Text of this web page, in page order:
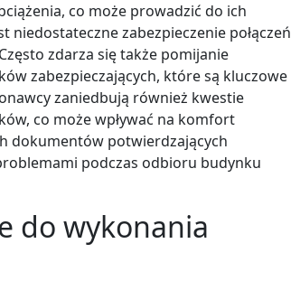
co może prowadzić do ich
zabezpieczenie połączeń
zdarza się także pomijanie
zabezpieczających, które są kluczowe
zaniedbują również kwestie
co może wpływać na komfort
dokumentów potwierdzających
podczas odbioru budynku
do wykonania